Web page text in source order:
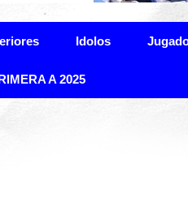
Idolos
A 2025